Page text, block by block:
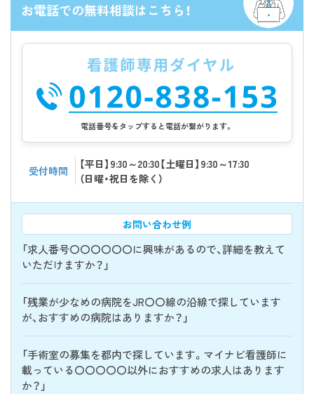
お電話での無料相談はこちら！
電話番号をタップすると電話が繋がります。
受付時間
【平日】9:30～20:30【土曜日】9:30～17:30
（日曜・祝日を除く）
お問い合わせ例
「求人番号〇〇〇〇〇〇に興味があるので、詳細を教えて
いただけますか？」
「残業が少なめの病院をJR〇〇線の沿線で探しています
が、おすすめの病院はありますか？」
「手術室の募集を都内で探しています。マイナビ看護師に
載っている〇〇〇〇〇以外におすすめの求人はあります
か？」